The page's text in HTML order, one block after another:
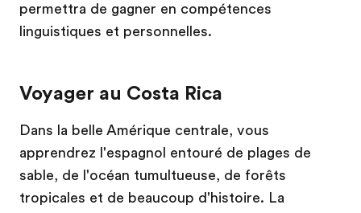
permettra de gagner en compétences
linguistiques et personnelles.
Voyager au Costa Rica
Dans la belle Amérique centrale, vous
apprendrez l'espagnol entouré de plages de
sable, de l'océan tumultueuse, de forêts
tropicales et de beaucoup d'histoire. La